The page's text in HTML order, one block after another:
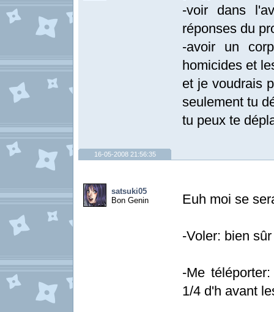
-voir dans
réponses du
-avoir un
homicides et
et je voudrais
seulement tu
tu peux te
16-05-2008 21:56:35
satsuki05
Bon Genin
Euh moi se
-Voler: bien
-Me
1/4 d'h avant